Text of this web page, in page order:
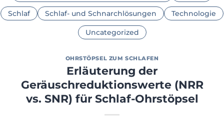
Schlaf Schlaf- und Schnarchlösungen Technologie
Uncategorized
OHRSTÖPSEL ZUM SCHLAFEN
Erläuterung der
Geräuschreduktionswerte (NRR
vs. SNR) für Schlaf-Ohrstöpsel